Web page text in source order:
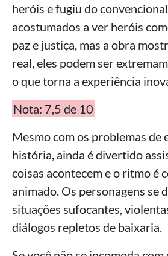
heróis e fugiu do
acostumados a ver heróis
paz e justiça, mas a obra
real, eles podem ser
o que torna a experiência
Nota: 7,5 de 10
Mesmo com os problemas de
história, ainda é divertido
coisas acontecem e o ritmo é
animado. Os personagens se
situações sufocantes,
diálogos repletos de baixaria.